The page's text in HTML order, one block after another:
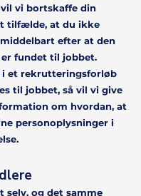
vi bortskaffe din
tilfælde, at du ikke
efter at den
fundet til jobbet.
i et rekrutteringsforløb
til jobbet, så vil vi give
om hvordan, at
personoplysninger i
selv, og det samme